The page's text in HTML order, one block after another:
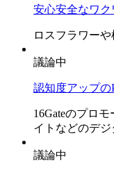
安心安全なワク
ロスフラワー
議論中
認知度アップの
16Gateのプロ
イトなどのデ
議論中